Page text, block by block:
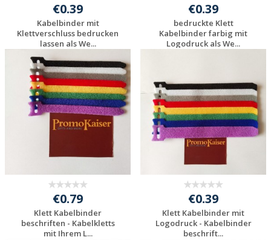
€0.39
Kabelbinder mit
Klettverschluss bedrucken
lassen als We...
Individuelle
Werbeartikel
anfragen
€0.39
bedruckte Klett
Kabelbinder farbig mit
Logodruck als We...
anfragen
€0.79
Klett Kabelbinder
beschriften - Kabelkletts
mit Ihrem L...
€0.39
Klett Kabelbinder mit
Logodruck - Kabelbinder
beschrift...